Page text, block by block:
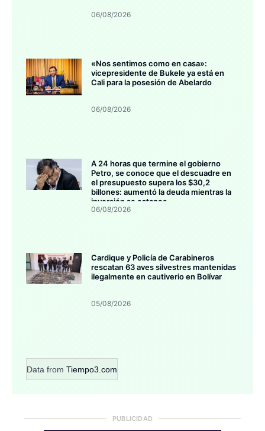
06/08/2026
«Nos sentimos como en casa»:
vicepresidente de Bukele ya está en
Cali para la posesión de Abelardo
06/08/2026
A 24 horas que termine el gobierno
Petro, se conoce que el descuadre en
el presupuesto supera los $30,2
billones: aumentó la deuda mientras la
inversión se estanca
06/08/2026
Cardique y Policía de Carabineros
rescatan 63 aves silvestres mantenidas
ilegalmente en cautiverio en Bolívar
05/08/2026
Data from Tiempo3.com
PUBLICIDAD